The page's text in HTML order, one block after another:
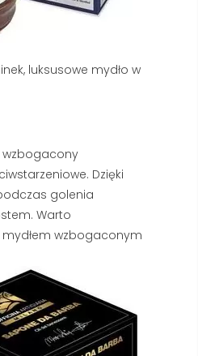
luksusowe mydło w
wzbogacony
Dzięki
golenia
Warto
wzbogaconym